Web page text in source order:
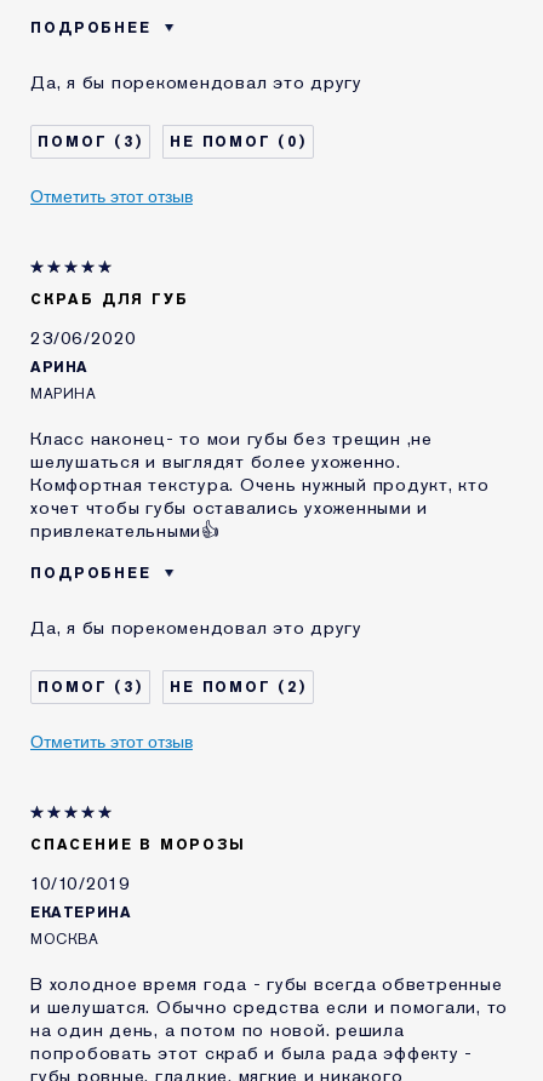
ПОДРОБНЕЕ
ПОКУПАТЕЛЕЙ ЭТОТ
СОЧЕТАЕТСЯ С
Бальзамом Для Губ От Эс
Возраст
45 - 54
ЗНАКОМЫ С
КОМЕТИКОЙ ESTEE
LAUDER?
Я получал(-а)
миниатюру этого
продукта
Да, я бы порекомендовал это другу
3 0
Отметить этот отзыв
СКРАБ ДЛЯ ГУБ
23/06/2020
АРИНА
МАРИНА
Класс наконец- то мои губы без трещин ,не
шелушаться и выглядят более ухоженно.
Комфортная текстура. Очень нужный продукт, кто
хочет чтобы губы оставались ухоженными и
привлекательными👍
ПОДРОБНЕЕ
Тип кожи
Нормальная / комбинированная
Проблема кожи
Выравнивание тона
КАК ДАВНО ВЫ
КОМЕТИКОЙ ESTEE
1-2 года
Я получал(-а)
миниатюру этого
продукта
Да, я бы порекомендовал это другу
3 2
Отметить этот отзыв
СПАСЕНИЕ В МОРОЗЫ
10/10/2019
ЕКАТЕРИНА
МОСКВА
В холодное время года - губы всегда обветренные
и шелушатся. Обычно средства если и помогали, то
на один день, а потом по новой. решила
попробовать этот скраб и была рада эффекту -